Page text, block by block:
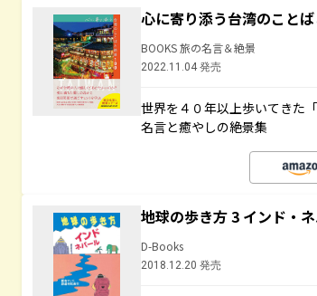
心に寄り添う台湾のこと
BOOKS 旅の名言＆絶景
2022.11.04 発売
世界を４０年以上歩いてきた
名言と癒やしの絶景集
地球の歩き方 3 インド・
D-Books
2018.12.20 発売